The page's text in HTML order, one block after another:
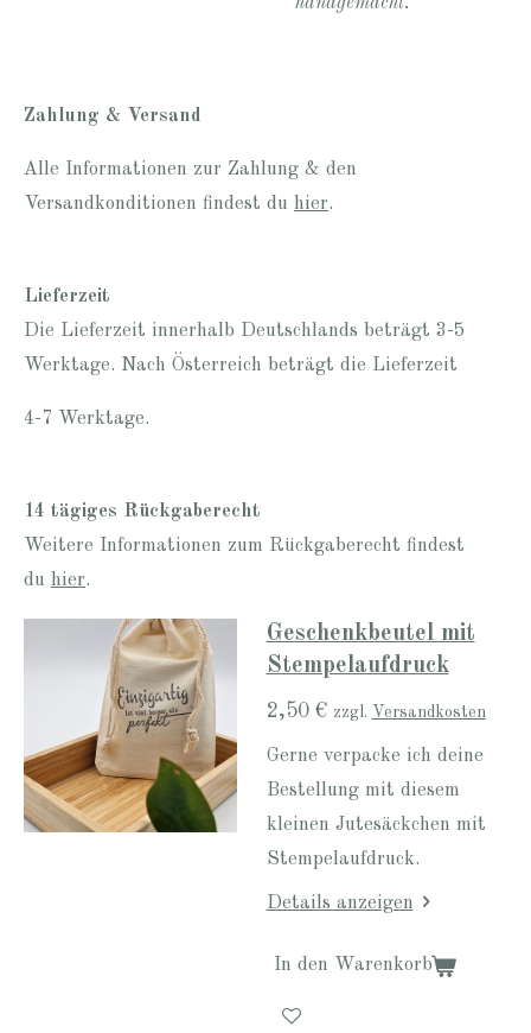
handgemacht.
Zahlung & Versand
Alle Informationen zur Zahlung & den
Versandkonditionen findest du hier.
Lieferzeit
Die Lieferzeit innerhalb Deutschlands beträgt 3-5
Werktage. Nach Österreich beträgt die Lieferzeit
4-7 Werktage.
14 tägiges Rückgaberecht
Weitere Informationen zum Rückgaberecht findest
du hier.
Geschenkbeutel mit
Stempelaufdruck
2,50 € zzgl. Versandkosten
Gerne verpacke ich deine
Bestellung mit diesem
kleinen Jutesäckchen mit
Stempelaufdruck.
Details anzeigen
In den Warenkorb